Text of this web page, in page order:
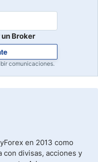
Broker
comunicaciones.
en 2013 como
con divisas, acciones y